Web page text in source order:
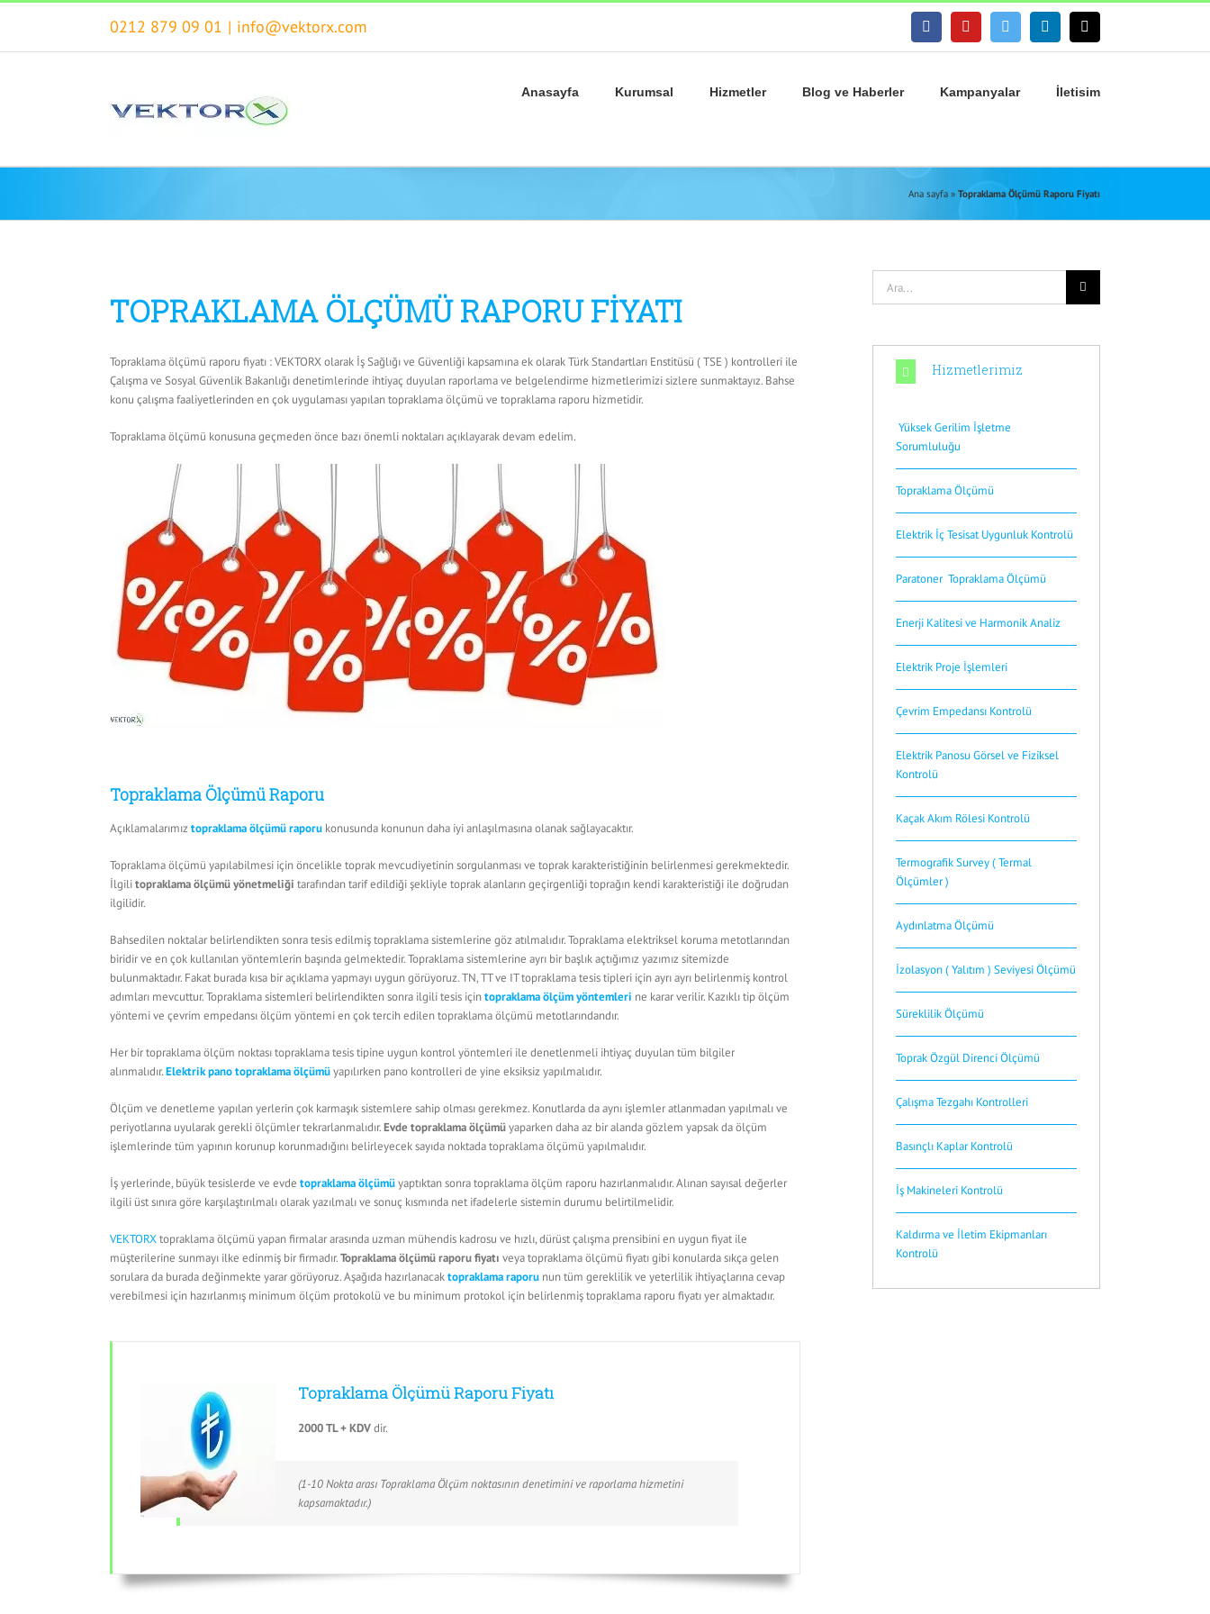
0212 879 09 01 | info@vektorx.com facebookyoutube twitter linkedin
posta
Anasayfa Kurumsal Hizmetler Blog ve Haberler Kampanyalar İletisim
Ana sayfa » Topraklama Ölçümü Raporu Fiyatı
TOPRAKLAMA ÖLÇÜMÜ RAPORU FİYATI
Topraklama ölçümü raporu fiyatı : VEKTORX olarak İş Sağlığı ve Güvenliği kapsamına ek olarak Türk Standartları Enstitüsü ( TSE ) kontrolleri ile
Çalışma ve Sosyal Güvenlik Bakanlığı denetimlerinde ihtiyaç duyulan raporlama ve belgelendirme hizmetlerimizi sizlere sunmaktayız. Bahse
konu çalışma faaliyetlerinden en çok uygulaması yapılan topraklama ölçümü ve topraklama raporu hizmetidir.
Topraklama ölçümü konusuna geçmeden önce bazı önemli noktaları açıklayarak devam edelim.
Topraklama Ölçümü Raporu
Açıklamalarımız topraklama ölçümü raporu konusunda konunun daha iyi anlaşılmasına olanak sağlayacaktır.
Topraklama ölçümü yapılabilmesi için öncelikle toprak mevcudiyetinin sorgulanması ve toprak karakteristiğinin belirlenmesi gerekmektedir.
İlgilitopraklama ölçümü yönetmeliği tarafından tarif edildiği şekliyle toprak alanların geçirgenliği toprağın kendi karakteristiği ile doğrudan
ilgilidir.
Bahsedilen noktalar belirlendikten sonra tesis edilmiş topraklama sistemlerine göz atılmalıdır. Topraklama elektriksel koruma metotlarından
biridir ve en çok kullanılan yöntemlerin başında gelmektedir. Topraklama sistemlerine ayrı bir başlık açtığımız yazımız sitemizde
bulunmaktadır. Fakat burada kısa bir açıklama yapmayı uygun görüyoruz. TN, TT ve IT topraklama tesis tipleri için ayrı ayrı belirlenmiş kontrol
adımları mevcuttur. Topraklama sistemleri belirlendikten sonra ilgili tesis içintopraklama ölçüm yöntemleri ne karar verilir. Kazıklı tip ölçüm
yöntemi ve çevrim empedansı ölçüm yöntemi en çok tercih edilen topraklama ölçümü metotlarındandır.
Her bir topraklama ölçüm noktası topraklama tesis tipine uygun kontrol yöntemleri ile denetlenmeli ihtiyaç duyulan tüm bilgiler
alınmalıdır.Elektrik pano topraklama ölçümüyapılırken pano kontrolleri de yine eksiksiz yapılmalıdır.
Ölçüm ve denetleme yapılan yerlerin çok karmaşık sistemlere sahip olması gerekmez. Konutlarda da aynı işlemler atlanmadan yapılmalı ve
periyotlarına uyularak gerekli ölçümler tekrarlanmalıdır.Evde topraklama ölçümüyaparken daha az bir alanda gözlem yapsak da ölçüm
işlemlerinde tüm yapının korunup korunmadığını belirleyecek sayıda noktada topraklama ölçümü yapılmalıdır.
İş yerlerinde, büyük tesislerde ve evde topraklama ölçümüyaptıktan sonra topraklama ölçüm raporu hazırlanmalıdır. Alınan sayısal değerler
ilgili üst sınıra göre karşılaştırılmalı olarak yazılmalı ve sonuç kısmında net ifadelerle sistemin durumu belirtilmelidir.
VEKTORXtopraklama ölçümü yapan firmalar arasında uzman mühendis kadrosu ve hızlı, dürüst çalışma prensibini en uygun fiyat ile
müşterilerine sunmayı ilke edinmiş bir firmadır.Topraklama ölçümü raporu fiyatı veya topraklama ölçümü fiyatı gibi konularda sıkça gelen
sorulara da burada değinmekte yarar görüyoruz. Aşağıda hazırlanacaktopraklama raporu nun tüm gereklilik ve yeterlilik ihtiyaçlarına cevap
verebilmesi için hazırlanmış minimum ölçüm protokolü ve bu minimum protokol için belirlenmiş topraklama raporu fiyatı yer almaktadır.
Topraklama Ölçümü Raporu Fiyatı
2000 TL + KDVdir.
(1-10 Nokta arası Topraklama Ölçüm noktasının denetimini ve raporlama hizmetini
kapsamaktadır.)
Hizmetlerimiz
Yüksek Gerilim İşletme
Sorumluluğu
Topraklama Ölçümü
Elektrik İç Tesisat Uygunluk Kontrolü
Paratoner Topraklama Ölçümü
Enerji Kalitesi ve Harmonik Analiz
Elektrik Proje İşlemleri
Çevrim Empedansı Kontrolü
Elektrik Panosu Görsel ve Fiziksel
Kontrolü
Kaçak Akım Rölesi Kontrolü
Termografik Survey ( Termal
Ölçümler )
Aydınlatma Ölçümü
İzolasyon ( Yalıtım ) Seviyesi Ölçümü
Süreklilik Ölçümü
Toprak Özgül Direnci Ölçümü
Çalışma Tezgahı Kontrolleri
Basınçlı Kaplar Kontrolü
İş Makineleri Kontrolü
Kaldırma ve İletim Ekipmanları
Kontrolü